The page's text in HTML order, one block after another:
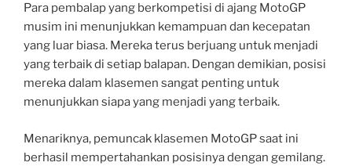
Para pembalap yang berkompetisi di ajang MotoGP
musim ini menunjukkan kemampuan dan kecepatan
yang luar biasa. Mereka terus berjuang untuk menjadi
yang terbaik di setiap balapan. Dengan demikian, posisi
mereka dalam klasemen sangat penting untuk
menunjukkan siapa yang menjadi yang terbaik.
Menariknya, pemuncak klasemen MotoGP saat ini
berhasil mempertahankan posisinya dengan gemilang.